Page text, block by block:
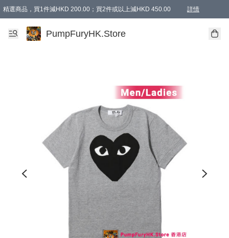
精選商品，買1件減HKD 200.00；買2件或以上減HKD 450.00 詳情
AAPE商品,會員專享9折或以上（按會員等級）AAPE products, members can
精選商品，任選買2件或以上減HKD 100.00
購物滿 HKD 800.00即享免運費優惠！（適用於 特定的送貨方式 )
PumpFuryHK.Store